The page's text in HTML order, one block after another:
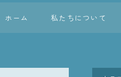
ホーム 私たちについて